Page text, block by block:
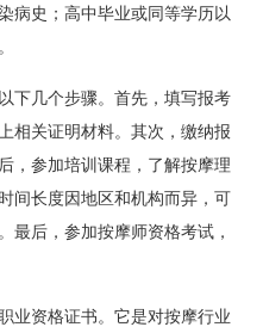
病史；高中毕业或同等学历以
下几个步骤。首先，填写报考
相关证明材料。其次，缴纳报
，参加培训课程，了解按摩理
间长度因地区和机构而异，可
最后，参加按摩师资格考试，
业资格证书。它是对按摩行业